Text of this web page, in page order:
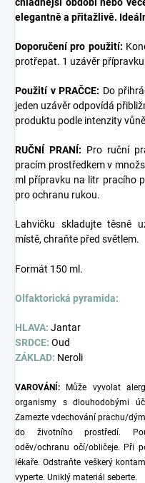
elegantně a přitažlivě.
Doporučení pro použití:
protřepat. 1 uzávěr
Použití v PRAČCE: Do
jeden uzávěr odpovídá
produktu podle intenzity
RUČNÍ PRANÍ: Pro ruční
pracím prostředkem v
ml přípravku na litr pracího
pro ochranu rukou.
Lahvičku skladujte těsně
místě, chraňte před světlem.
Formát 150 ml.
Olfaktorická pyramida:
HLAVA: Jantar
SRDCE: Oud
ZÁKLAD: Neroli
VAROVÁNÍ: Může vyvolat
organismy s dlouhodobými
Zamezte vdechování prachu/
do životního prostředí.
oděv/ochranu očí/obličeje. Při
lékaře. Odstraňte veškerý
vyperte. Uniklý materiál seberte.